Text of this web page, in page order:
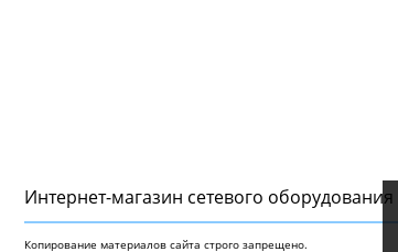
Интернет-магазин сетeвого оборудования
Копирование материалов сайта строго запрещено.